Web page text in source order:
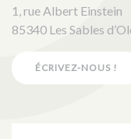
1, rue Albert Einstein
85340 Les Sables
ÉCRIVEZ-NOUS !